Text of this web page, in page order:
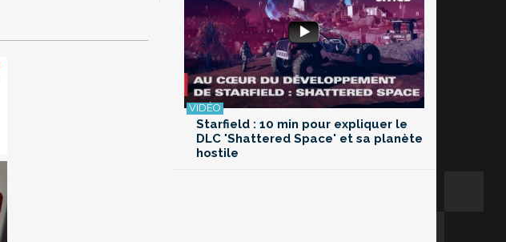
Starfield : 10 min pour expliquer le
DLC 'Shattered Space' et sa planète
hostile